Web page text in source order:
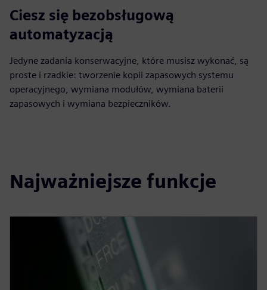
Ciesz się bezobsługową
automatyzacją
Jedyne zadania konserwacyjne, które musisz wykonać, są
proste i rzadkie: tworzenie kopii zapasowych systemu
operacyjnego, wymiana modułów, wymiana baterii
zapasowych i wymiana bezpieczników.
Najważniejsze funkcje